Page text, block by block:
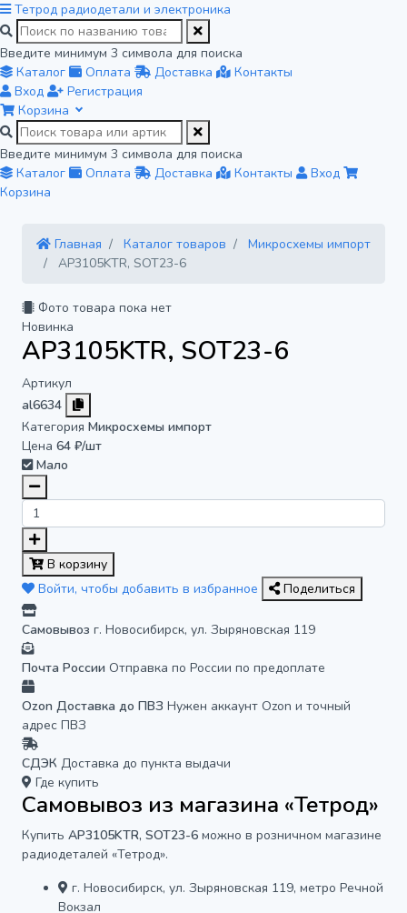
Тетрод радиодетали и электроника
Введите минимум 3 символа для поиска
Каталог
Оплата Доставка
Контакты
Вход
Регистрация
Корзина
Введите минимум 3 символа для поиска
Каталог
Оплата Доставка Контакты
Вход
Корзина
Главная Каталог товаров
Микросхемы импорт
AP3105KTR, SOT23-6
Фото товара пока нет
Новинка
AP3105KTR, SOT23-6
Артикул
al6634
Категория Микросхемы импорт
Цена 64 ₽/шт
Мало
В корзину
Войти, чтобы добавить в избранное
Поделиться
Самовывоз г. Новосибирск, ул. Зыряновская 119
Почта России Отправка по России по предоплате
Ozon Доставка до ПВЗ Нужен аккаунт Ozon и точный
адрес ПВЗ
СДЭК Доставка до пункта выдачи
Где купить
Самовывоз из магазина «Тетрод»
Купить AP3105KTR, SOT23-6 можно в розничном магазине
радиодеталей «Тетрод».
г. Новосибирск, ул. Зыряновская 119, метро Речной
Вокзал